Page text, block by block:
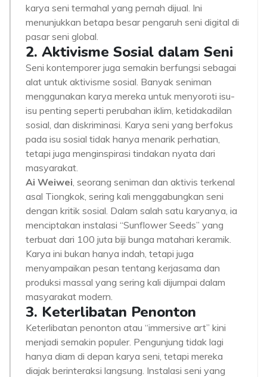
karya seni termahal yang pernah dijual. Ini
menunjukkan betapa besar pengaruh seni digital di
pasar seni global.
2. Aktivisme Sosial dalam Seni
Seni kontemporer juga semakin berfungsi sebagai
alat untuk aktivisme sosial. Banyak seniman
menggunakan karya mereka untuk menyoroti isu-
isu penting seperti perubahan iklim, ketidakadilan
sosial, dan diskriminasi. Karya seni yang berfokus
pada isu sosial tidak hanya menarik perhatian,
tetapi juga menginspirasi tindakan nyata dari
masyarakat.
Ai Weiwei, seorang seniman dan aktivis terkenal
asal Tiongkok, sering kali menggabungkan seni
dengan kritik sosial. Dalam salah satu karyanya, ia
menciptakan instalasi “Sunflower Seeds” yang
terbuat dari 100 juta biji bunga matahari keramik.
Karya ini bukan hanya indah, tetapi juga
menyampaikan pesan tentang kerjasama dan
produksi massal yang sering kali dijumpai dalam
masyarakat modern.
3. Keterlibatan Penonton
Keterlibatan penonton atau “immersive art” kini
menjadi semakin populer. Pengunjung tidak lagi
hanya diam di depan karya seni, tetapi mereka
diajak berinteraksi langsung. Instalasi seni yang